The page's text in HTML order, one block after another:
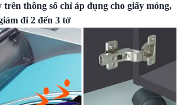
trên thông số chỉ áp dụng cho giấy mỏng,
đi 2 đến 3 tờ